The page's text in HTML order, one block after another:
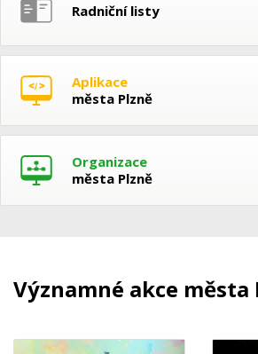
Radniční listy
Aplikace
města Plzně
Organizace
města Plzně
Významné akce města